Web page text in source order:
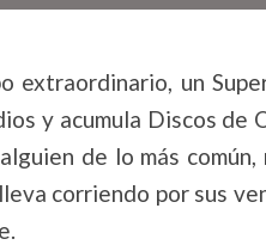
extraordinario, un
y acumula Discos de
de lo más
corriendo por sus